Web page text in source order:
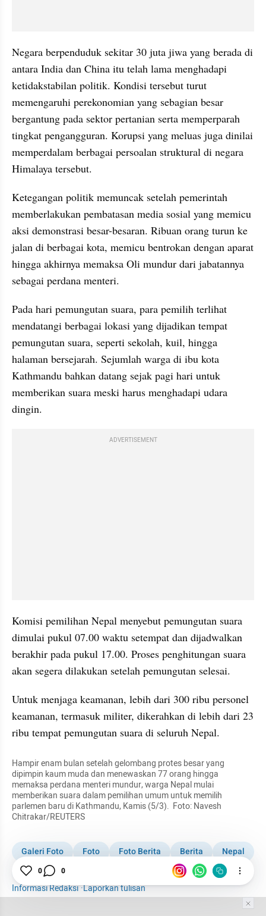
Negara berpenduduk sekitar 30 juta jiwa yang berada di
antara India dan China itu telah lama menghadapi
ketidakstabilan politik. Kondisi tersebut turut
memengaruhi perekonomian yang sebagian besar
bergantung pada sektor pertanian serta memperparah
tingkat pengangguran. Korupsi yang meluas juga dinilai
memperdalam berbagai persoalan struktural di negara
Himalaya tersebut.
Ketegangan politik memuncak setelah pemerintah
memberlakukan pembatasan media sosial yang memicu
aksi demonstrasi besar-besaran. Ribuan orang turun ke
jalan di berbagai kota, memicu bentrokan dengan aparat
hingga akhirnya memaksa Oli mundur dari jabatannya
sebagai perdana menteri.
Pada hari pemungutan suara, para pemilih terlihat
mendatangi berbagai lokasi yang dijadikan tempat
pemungutan suara, seperti sekolah, kuil, hingga
halaman bersejarah. Sejumlah warga di ibu kota
Kathmandu bahkan datang sejak pagi hari untuk
memberikan suara meski harus menghadapi udara
dingin.
ADVERTISEMENT
Komisi pemilihan Nepal menyebut pemungutan suara
dimulai pukul 07.00 waktu setempat dan dijadwalkan
berakhir pada pukul 17.00. Proses penghitungan suara
akan segera dilakukan setelah pemungutan selesai.
Untuk menjaga keamanan, lebih dari 300 ribu personel
keamanan, termasuk militer, dikerahkan di lebih dari 23
ribu tempat pemungutan suara di seluruh Nepal.
Hampir enam bulan setelah gelombang protes besar yang
dipimpin kaum muda dan menewaskan 77 orang hingga
memaksa perdana menteri mundur, warga Nepal mulai
memberikan suara dalam pemilihan umum untuk memilih
parlemen baru di Kathmandu, Kamis (5/3).  Foto: Navesh
Chitrakar/REUTERS
Galeri Foto Foto Foto Berita Berita
Nepal
Perdana Menteri
Informasi Redaksi·Laporkan tulisan
0 0